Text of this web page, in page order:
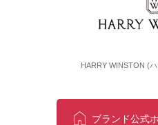
HARRY WINSTON (
ブランド公式